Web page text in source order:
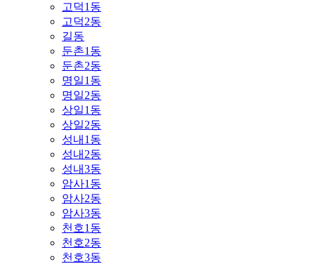
고덕1동
고덕2동
길동
둔촌1동
둔촌2동
명일1동
명일2동
상일1동
상일2동
성내1동
성내2동
성내3동
암사1동
암사2동
암사3동
천호1동
천호2동
천호3동